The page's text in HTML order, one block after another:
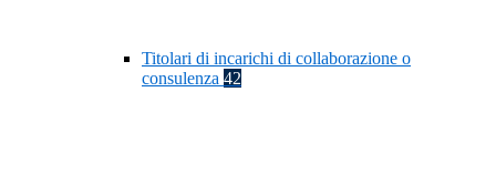
Titolari di incarichi di collaborazione o
consulenza 42